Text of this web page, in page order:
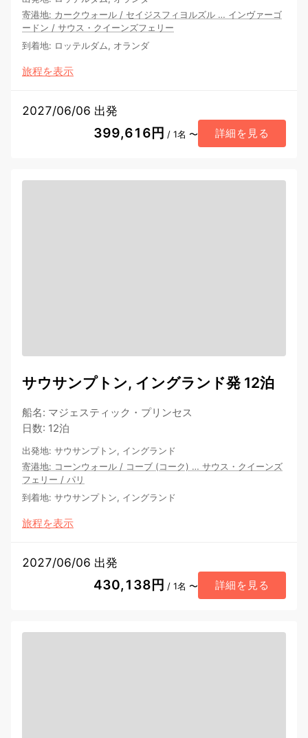
寄港地: カークウォール / セイジスフィヨルズル … インヴァーゴ
ードン / サウス・クイーンズフェリー
到着地: ロッテルダム, オランダ
旅程を表示
2027/06/06 出発
399,616円 / 1名 〜 詳細を見る
サウサンプトン, イングランド発 12泊
船名: マジェスティック・プリンセス
日数: 12泊
出発地: サウサンプトン, イングランド
寄港地: コーンウォール / コーブ (コーク) … サウス・クイーンズ
フェリー / パリ
到着地: サウサンプトン, イングランド
旅程を表示
2027/06/06 出発
430,138円 / 1名 〜 詳細を見る